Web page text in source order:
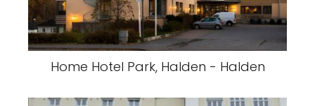
Home Hotel Park, Halden - Halden